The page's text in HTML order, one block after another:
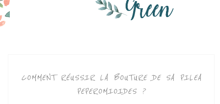
COMMENT RÉUSSIR LA BOUTURE DE SA PILEA
PEPEROMIOIDES ?